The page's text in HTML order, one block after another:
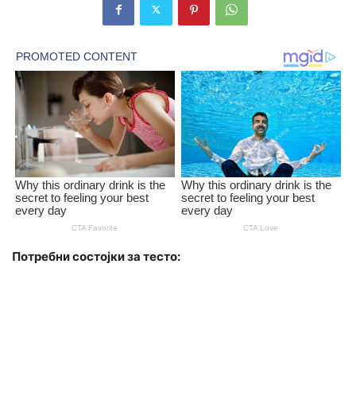
Потребни состојки за тесто: